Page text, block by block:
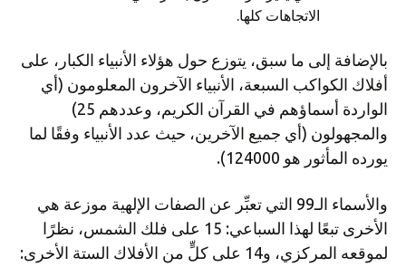
بالإضافة إلى ما سبق، يتوزع حول هؤلاء الأنبياء الكبار، على
أفلاك الكواكب السبعة، الأنبياء الآخرون المعلومون (أي
الواردة أسماؤهم في القرآن الكريم، وعددهم 25)
والمجهولون (أي جميع الآخرين، حيث عدد الأنبياء وفقًا لما
يورده المأثور هو 124000).
والأسماء الـ99 التي تعبِّر عن الصفات الإلهية موزعة هي
الأخرى تبعًا لهذا السباعي: 15 على فلك الشمس، نظرًا
لموقعه المركزي، و14 على كلٍّ من الأفلاك الستة الأخرى: